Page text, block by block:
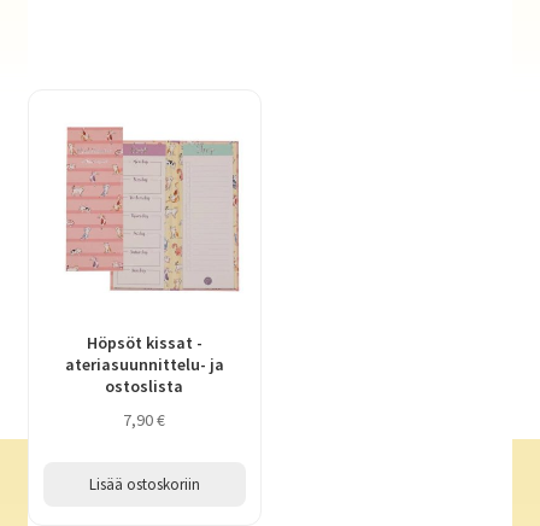
Höpsöt kissat -
ateriasuunnittelu- ja
ostoslista
7,90€
Lisää ostoskoriin